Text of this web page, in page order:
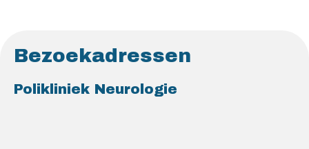
Bezoekadressen
Polikliniek Neurologie